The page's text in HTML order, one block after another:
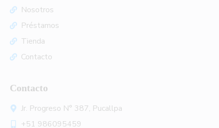
Nosotros
Préstamos
Tienda
Contacto
Contacto
Jr. Progreso N° 387, Pucallpa
+51 986095459